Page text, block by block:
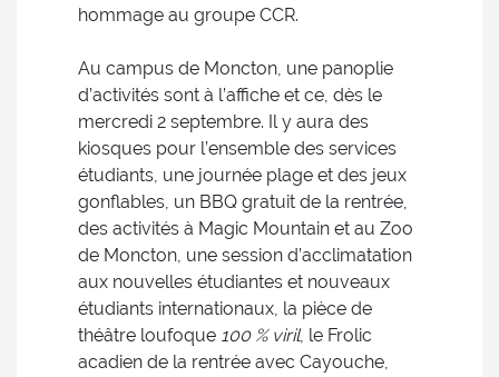
hommage au groupe CCR.
Au campus de Moncton, une panoplie
d’activités sont à l’affiche et ce, dès le
mercredi 2 septembre. Il y aura des
kiosques pour l’ensemble des services
étudiants, une journée plage et des jeux
gonflables, un BBQ gratuit de la rentrée,
des activités à Magic Mountain et au Zoo
de Moncton, une session d’acclimatation
aux nouvelles étudiantes et nouveaux
étudiants internationaux, la pièce de
théâtre loufoque 100 % viril, le Frolic
acadien de la rentrée avec Cayouche,